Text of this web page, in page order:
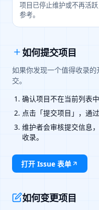
项目已停止维护或不再活
参考。
如何提交项目
如果你发现一个值得收录
交。
确认项目不在当前列表
点击「提交项目」，通
维护者会审核提交信息
收录。
打开 Issue 表单
如何变更项目